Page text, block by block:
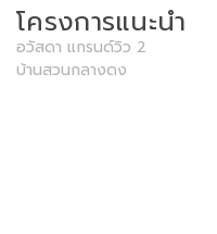
โครงการแนะนำ
อวัสดา แกรนด์วิว 2
บ้านสวนกลางดง